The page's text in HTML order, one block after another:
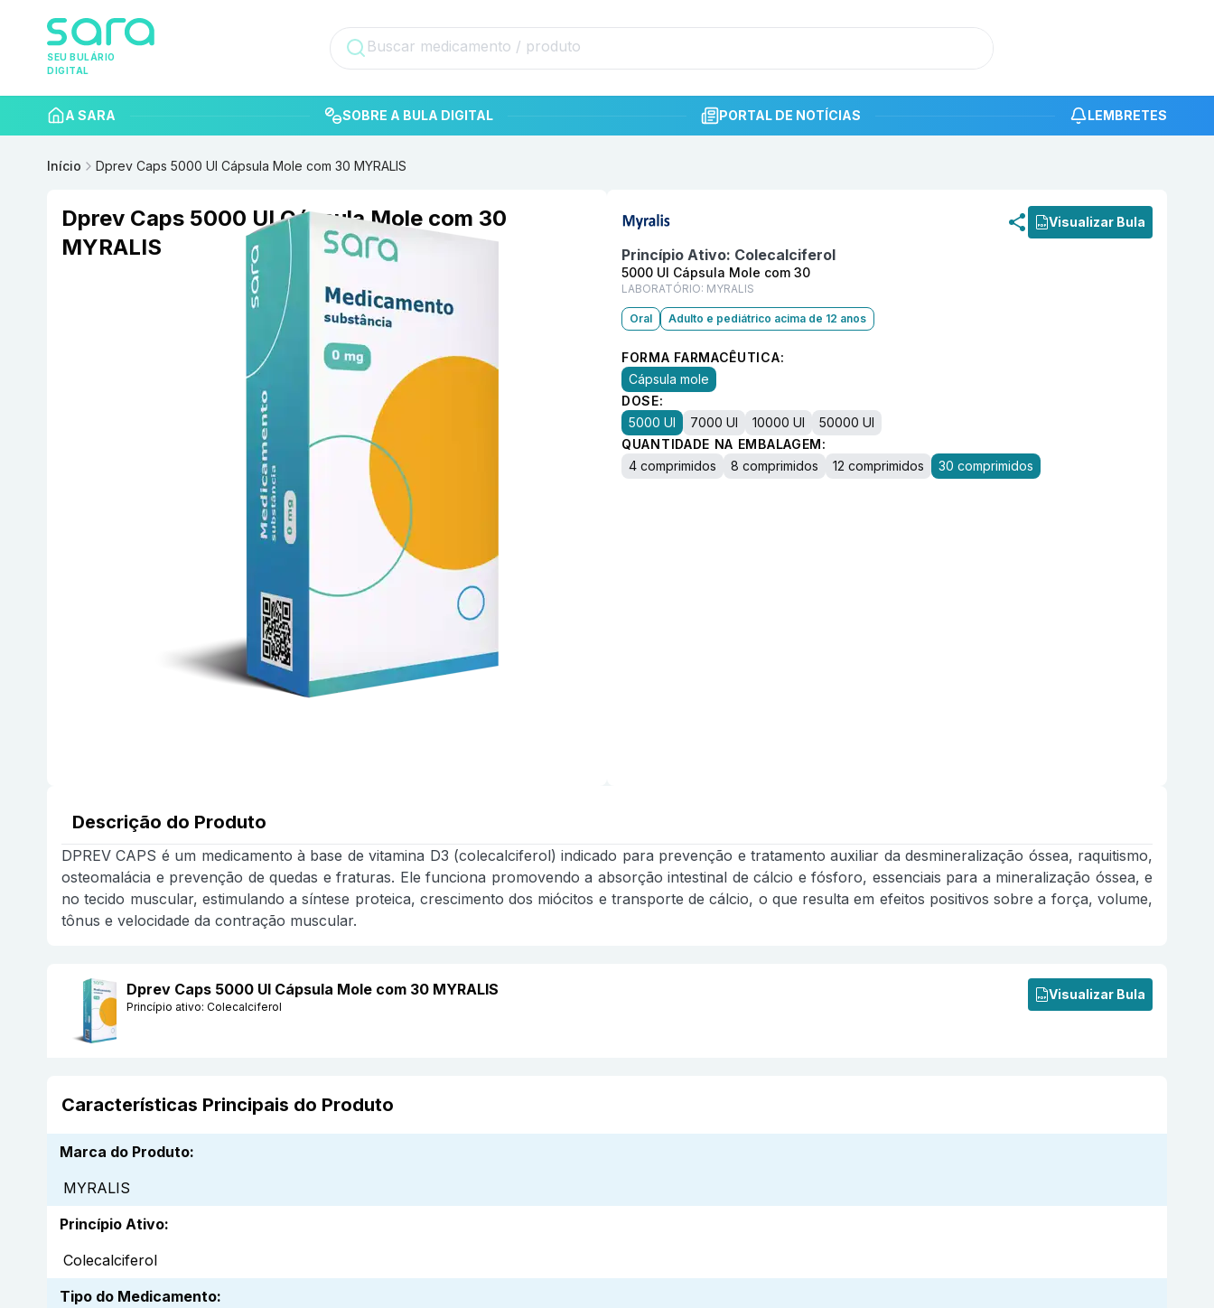
SEU BULÁRIO
DIGITAL
A SARA SOBRE A BULA DIGITAL PORTAL DE NOTÍCIAS LEMBRETES
Início Dprev Caps 5000 UI Cápsula Mole com 30 MYRALIS
Dprev Caps 5000 UI Cápsula Mole com 30
MYRALIS
Visualizar Bula
Princípio Ativo: Colecalciferol
5000 UI Cápsula Mole com 30
LABORATÓRIO: MYRALIS
Oral Adulto e pediátrico acima de 12 anos
FORMA FARMACÊUTICA:
Cápsula mole
DOSE:
5000 UI
7000 UI 10000 UI
50000 UI
QUANTIDADE NA EMBALAGEM:
4 comprimidos
8 comprimidos 12 comprimidos 30 comprimidos
Descrição do Produto
DPREV CAPS é um medicamento à base de vitamina D3 (colecalciferol) indicado para prevenção e tratamento auxiliar da desmineralização óssea, raquitismo,
osteomalácia e prevenção de quedas e fraturas. Ele funciona promovendo a absorção intestinal de cálcio e fósforo, essenciais para a mineralização óssea, e
no tecido muscular, estimulando a síntese proteica, crescimento dos miócitos e transporte de cálcio, o que resulta em efeitos positivos sobre a força, volume,
tônus e velocidade da contração muscular.
Dprev Caps 5000 UI Cápsula Mole com 30 MYRALIS
Princípio ativo: Colecalciferol
Visualizar Bula
Características Principais do Produto
Marca do Produto:
MYRALIS
Princípio Ativo:
Colecalciferol
Tipo do Medicamento: